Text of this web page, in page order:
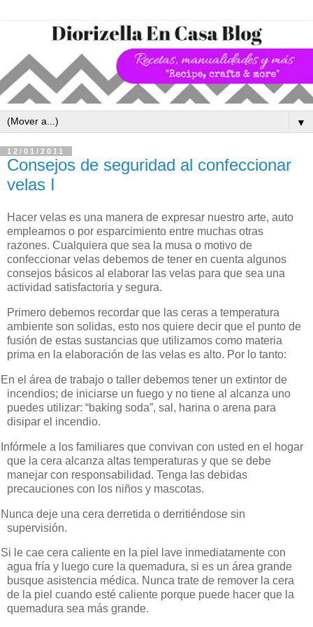
▼
12/01/2011
Consejos de seguridad al confeccionar
velas I
Hacer velas es una manera de expresar nuestro arte, auto
emplearnos o por esparcimiento entre muchas otras
razones. Cualquiera que sea la musa o motivo de
confeccionar velas debemos de tener en cuenta algunos
consejos básicos al elaborar las velas para que sea una
actividad satisfactoria y segura.
Primero debemos recordar que las ceras a temperatura
ambiente son solidas, esto nos quiere decir que el punto de
fusión de estas sustancias que utilizamos como materia
prima en la elaboración de las velas es alto. Por lo tanto:
En el área de trabajo o taller debemos tener un extintor de
incendios; de iniciarse un fuego y no tiene al alcanza uno
puedes utilizar: “baking soda”, sal, harina o arena para
disipar el incendio.
Infórmele a los familiares que convivan con usted en el hogar
que la cera alcanza altas temperaturas y que se debe
manejar con responsabilidad. Tenga las debidas
precauciones con los niños y mascotas.
Nunca deje una cera derretida o derritiéndose sin
supervisión.
Si le cae cera caliente en la piel lave inmediatamente con
agua fría y luego cure la quemadura, si es un área grande
busque asistencia médica. Nunca trate de remover la cera
de la piel cuando esté caliente porque puede hacer que la
quemadura sea más grande.